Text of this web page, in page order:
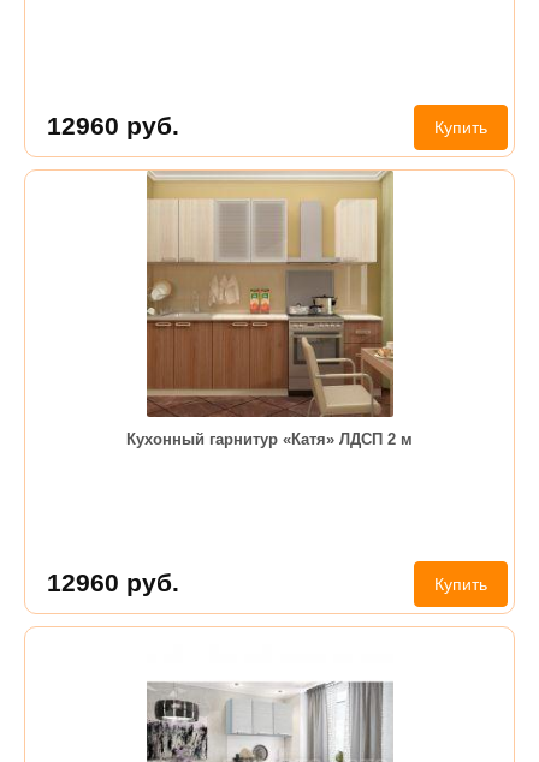
12960 руб. Купить
Кухонный гарнитур «Катя» ЛДСП 2 м
12960 руб. Купить